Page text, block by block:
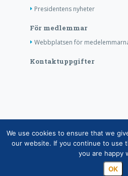
Presidentens nyheter
För medlemmar
Webbplatsen för
Kontaktuppgifter
Copyright © Finlands
Medelemsdatabasens
Behandlingen av personuppgifter
We use cookies to ensure that we
our website. If you continue to use
you are happy
OK